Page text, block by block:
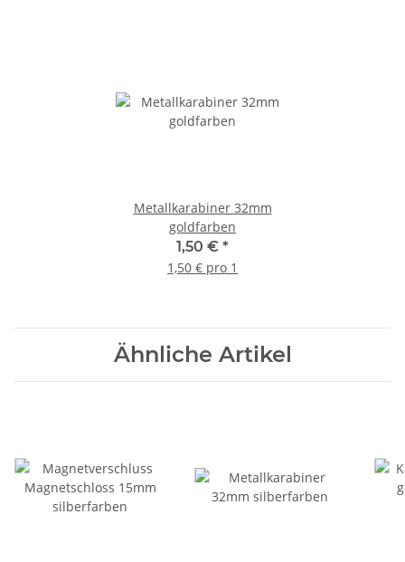
Metallkarabiner 32mm
goldfarben
1,50 € *
1,50 € pro 1
Ähnliche Artikel